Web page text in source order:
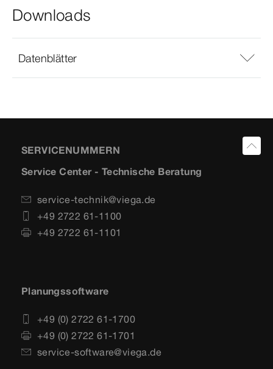
Downloads
Datenblätter
SERVICENUMMERN
Service Center - Technische Beratung
service-technik@viega.de
+49 2722 61-1100
+49 2722 61-1101
Planungssoftware
+49 (0) 2722 61-1700
+49 (0) 2722 61-1701
service-software@viega.de